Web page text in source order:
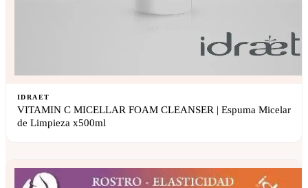
IDRAET
VITAMIN C MICELLAR FOAM CLEANSER | Espuma Micelar
de Limpieza x500ml